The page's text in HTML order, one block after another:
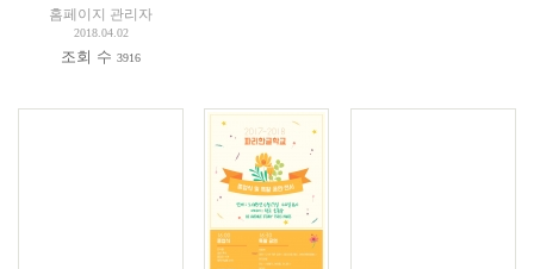
홈페이지 관리자
2018.04.02
조회 수3916